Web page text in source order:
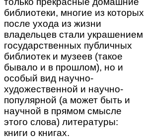
библиотеки, многие из которых
после ухода из жизни
владельцев стали украшением
государственных публичных
библиотек и музеев (такое
бывало и в прошлом), но и
особый вид научно-
художественной и научно-
популярной (а может быть и
научной в прямом смысле
этого слова) литературы:
книги о книгах.